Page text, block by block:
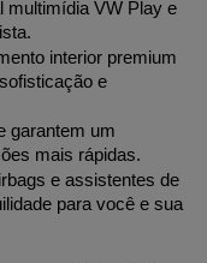
multimídia VW Play e
interior premium
e
garantem um
mais rápidas.
e assistentes de
para você e sua